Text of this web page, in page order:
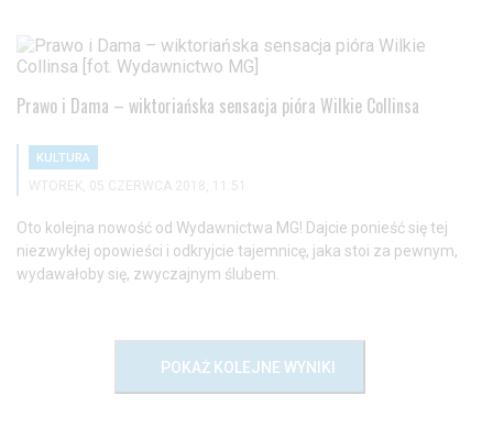
Prawo i Dama – wiktoriańska sensacja pióra Wilkie Collinsa
KULTURA
WTOREK, 05 CZERWCA 2018, 11:51
Oto kolejna nowość od Wydawnictwa MG! Dajcie ponieść się tej
niezwykłej opowieści i odkryjcie tajemnicę, jaka stoi za pewnym,
wydawałoby się, zwyczajnym ślubem.
POKAŻ KOLEJNE WYNIKI